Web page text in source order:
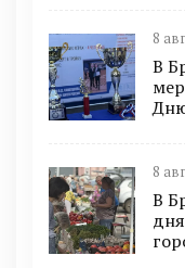
8
В
8
В